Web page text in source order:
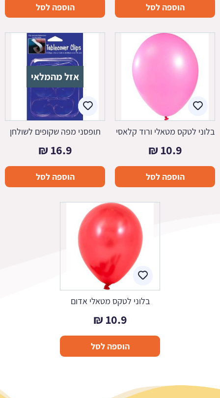
הוספה לסל הוספה לסל
בלוני לטקס מטאלי ורוד קלאסי
10.9
₪
הוספה לסל
אזל מהמלאי
תופסני מפה שקופים לשולחן
16.9
₪
הוספה לסל
בלוני לטקס מטאלי אדום
10.9
₪
הוספה לסל